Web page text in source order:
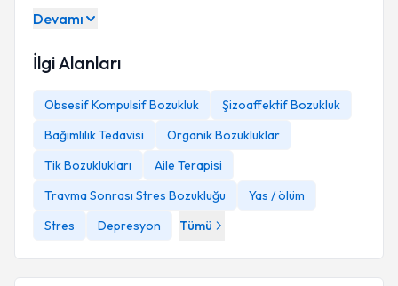
Devamı
İlgi Alanları
Obsesif Kompulsif Bozukluk
Şizoaffektif Bozukluk
Bağımlılık Tedavisi
Organik Bozukluklar
Tik Bozuklukları
Aile Terapisi
Travma Sonrası Stres Bozukluğu
Yas / ölüm
Stres
Depresyon Tümü